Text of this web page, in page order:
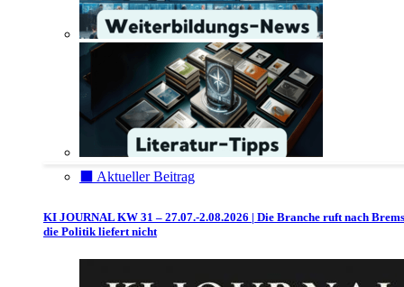
⬛️ Aktueller Beitrag
KI JOURNAL KW 31 – 27.07.-2.08.2026 | Die Branche ruft nach
die Politik liefert nicht